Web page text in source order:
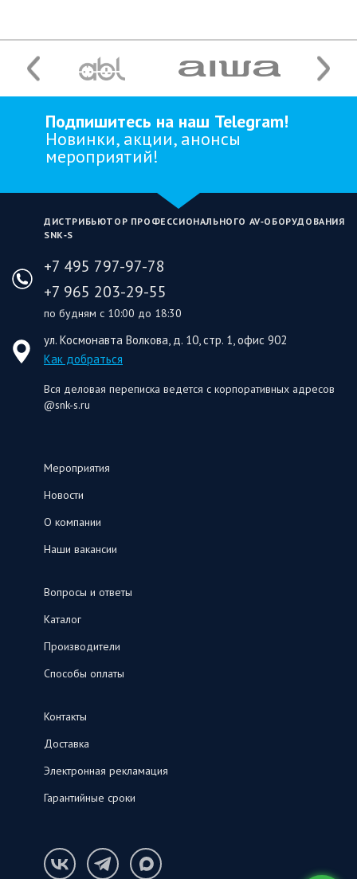
Подпишитесь на наш Telegram!
Новинки, акции, анонсы
мероприятий!
ДИСТРИБЬЮТОР ПРОФЕССИОНАЛЬНОГО AV‑ОБОРУДОВАНИЯ
SNK‑S
+7 495 797-97-78
+7 965 203-29-55
по будням с 10:00 до 18:30
ул. Космонавта Волкова, д. 10, стр. 1, офис 902
Как добраться
Вся деловая переписка ведется с корпоративных адресов
@snk-s.ru
Мероприятия
Новости
О компании
Наши вакансии
Вопросы и ответы
Каталог
Производители
Способы оплаты
Контакты
Доставка
Электронная рекламация
Гарантийные сроки